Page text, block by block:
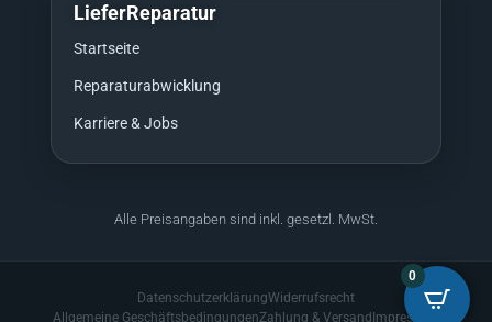
LieferReparatur
Startseite
Reparaturabwicklung
Karriere & Jobs
Alle Preisangaben sind inkl. gesetzl. MwSt.
DatenschutzerklärungWiderrufsrecht
Allgemeine GeschäftsbedingungenZahlung & Versand Impressum
0